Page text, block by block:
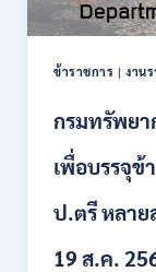
ข้าราชการ |งาน
กรมทรัพย
เพื่อบรรจุข้
ป.ตรี หลาย
19 ส.ค.